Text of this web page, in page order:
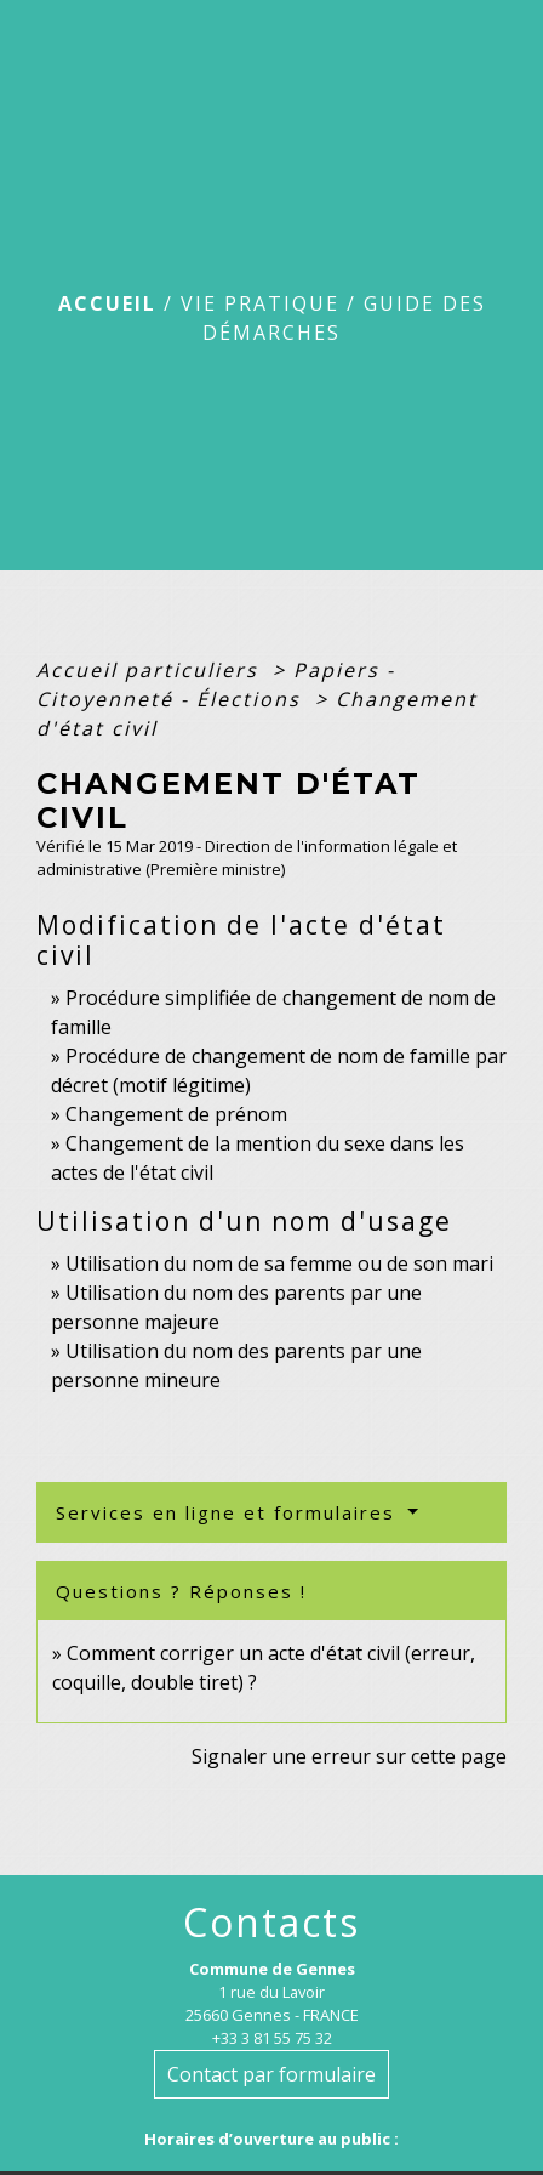
ACCUEIL / VIE PRATIQUE / GUIDE DES
DÉMARCHES
Accueil particuliers > Papiers -
Citoyenneté - Élections
> Changement
d'état civil
CHANGEMENT D'ÉTAT
CIVIL
Vérifié le 15 Mar 2019 - Direction de l'information légale et
administrative (Première ministre)
Modification de l'acte d'état
civil
Procédure simplifiée de changement de nom de
famille
Procédure de changement de nom de famille par
décret (motif légitime)
Changement de prénom
Changement de la mention du sexe dans les
actes de l'état civil
Utilisation d'un nom d'usage
Utilisation du nom de sa femme ou de son mari
Utilisation du nom des parents par une
personne majeure
Utilisation du nom des parents par une
personne mineure
Services en ligne et formulaires
Questions ? Réponses !
Comment corriger un acte d'état civil (erreur,
coquille, double tiret) ?
Signaler une erreur sur cette page
Contacts
Commune de Gennes
1 rue du Lavoir
25660 Gennes - FRANCE
+33 3 81 55 75 32
Contact par formulaire
Horaires d’ouverture au public :